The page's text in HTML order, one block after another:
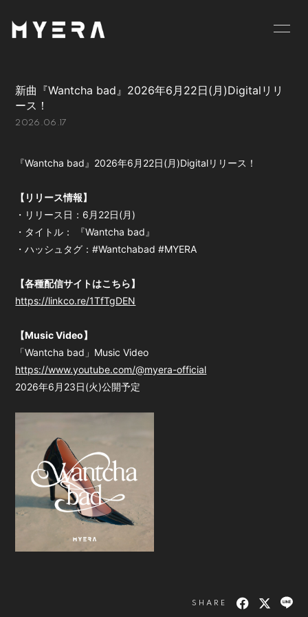
SCHEDULE PROFILE
GOODS BLOG
MOVIE
PHOTO
会員登録
新曲『Wantcha bad』2026年6月22日(月)Digitalリリ
ース！
2026.06.17
『Wantcha bad』2026年6月22日(月)Digitalリリース！
【リリース情報】
・リリース日：6月22日(月)
・タイトル： 『Wantcha bad』
・ハッシュタグ：#Wantchabad #MYERA
【各種配信サイトはこちら】
https://linkco.re/1TfTgDEN
【Music Video】
「Wantcha bad」Music Video
https://www.youtube.com/@myera-official
2026年6月23日(火)公開予定
SHARE